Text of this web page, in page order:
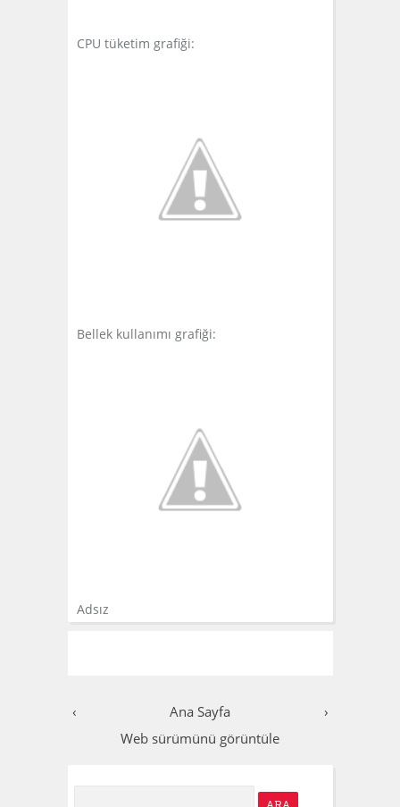
CPU tüketim grafiği:
Bellek kullanımı grafiği:
Adsız
‹ ›
Ana Sayfa
Web sürümünü görüntüle